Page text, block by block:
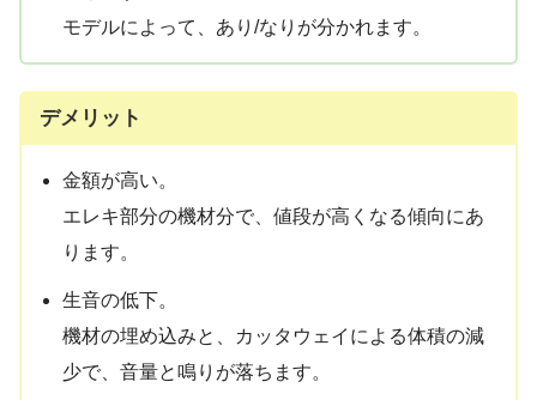
モデルによって、あり/なりが分かれます。
デメリット
金額が高い。
エレキ部分の機材分で、値段が高くなる傾向にあ
ります。
生音の低下。
機材の埋め込みと、カッタウェイによる体積の減
少で、音量と鳴りが落ちます。